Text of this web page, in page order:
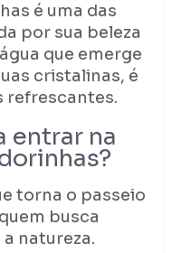
é uma das
por sua beleza
que emerge
cristalinas, é
refrescantes.
entrar na
torna o passeio
busca
natureza.